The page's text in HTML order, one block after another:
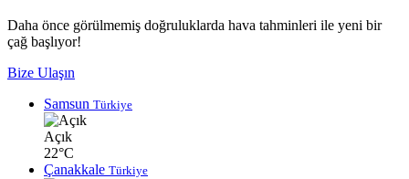
Daha önce görülmemiş doğruluklarda hava tahminleri ile yeni bir
çağ başlıyor!
Bize Ulaşın
Samsun Türkiye
Açık
22°C
Çanakkale Türkiye